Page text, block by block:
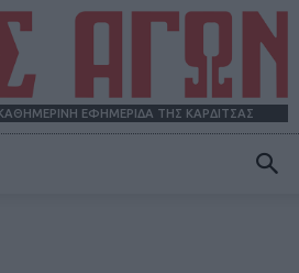
ΕΦΗΜΕΡΙΔΑ ΤΗΣ ΚΑΡΔΙΤΣΑΣ